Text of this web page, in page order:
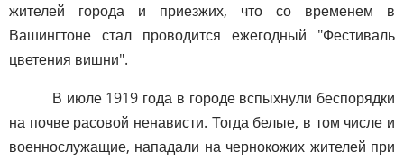
жителей города и приезжих, что со временем в
Вашингтоне стал проводится ежегодный "Фестиваль
цветения вишни".
В июле 1919 года в городе вспыхнули беспорядки
на почве расовой ненависти. Тогда белые, в том числе и
военнослужащие, нападали на чернокожих жителей при